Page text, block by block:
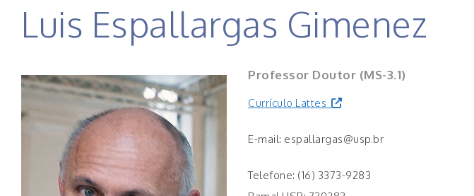
Luis Espallargas Gimenez
Professor Doutor (MS-3.1)
Currículo Lattes
E-mail: espallargas@usp.br
Telefone: (16) 3373-9283